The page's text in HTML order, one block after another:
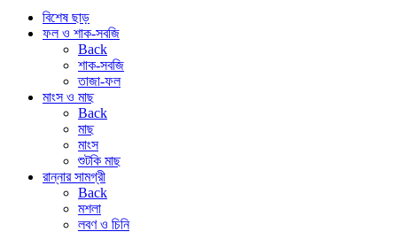
বিশেষ ছাড়
ফল ও শাক-সবজি
Back
শাক-সবজি
তাজা-ফল
মাংস ও মাছ
Back
মাছ
মাংস
শুটকি মাছ
রান্নার সামগ্রী
Back
মশলা
লবণ ও চিনি